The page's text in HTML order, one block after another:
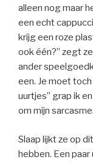
alleen nog maar
een echt
krijg een roze
ook één?” zegt
ander
een. Je moet
uurtjes” grap ik
om mijn sarcasme.
Slaap lijkt ze op
hebben. Een paar